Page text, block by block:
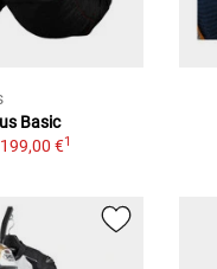
Basic
199,00 €1